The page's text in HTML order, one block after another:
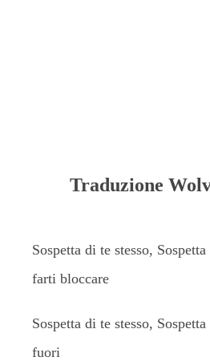
Traduzione
Sospetta di te stesso,
farti bloccare
Sospetta di te stesso,
fuori